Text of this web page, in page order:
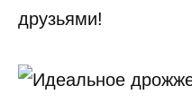
друзьями!